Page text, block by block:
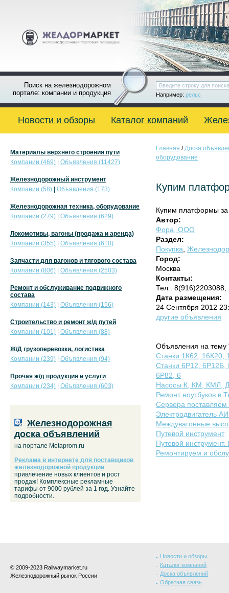
Поиск на железнодорожном
портале: компании и продукция
Например: рельс
Новости и обзоры Каталог компаний
Главная /Доска
оборудование
Купим
Купим платформы
Автор:
Фора, ООО
Раздел:
Покупка
Город:
Москва
Контакты:
Тел.: 8(916)2203088,
Дата размещения:
24 Сентября 2012
другие объявления
Объявления на тему
Cтанки 1К62,
Станки 6Р12,
6Р82, 6
Насосы К, КМ,
Ремонт ноутбуков в
Сервера
Электродвигатель
Междувагонные
Путевой инструмент
Путевой
Ремонтируем и
Материалы верхнего строения пути
Компании (469)
Объявления (11427)
Железнодорожный инструмент
Компании (58)
Объявления (173)
Железнодорожная техника, оборудование
Компании (279)
Объявления (629)
Локомотивы, вагоны (продажа и аренда)
Компании (355)
Объявления (610)
Запчасти для вагонов и тягового состава
Компании (806)
Объявления (2503)
Ремонт и обслуживание подвижного
состава
Компании (143)
Объявления (156)
Строительство и ремонт ж/д путей
Компании (101)
Объявления (88)
Ж/Д грузоперевозки, логистика
Компании (239)
Объявления (94)
Прочая ж/д продукция и услуги
Компании (234)
Объявления (603)
Железнодорожная
доска объявлений
на портале Metaprom.ru
Реклама в интернете для поставщиков
железнодорожной продукции:
привлечение новых клиентов и рост
продаж! Комплексные рекламные
тарифы от 9000 рублей за 1 год. Узнайте
подробности.
© 2009-2023 Railwaymarket.ru
Железнодорожный рынок России
Новости и обзоры
Каталог компаний
Доска объявлений
Обратная связь